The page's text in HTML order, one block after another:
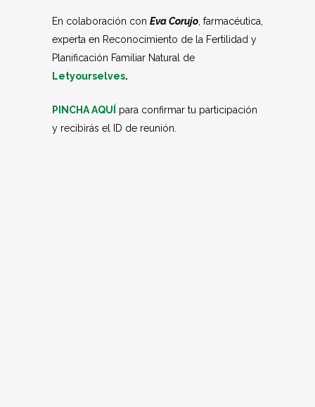
En colaboración con Eva Corujo , farmacéutica,
experta en Reconocimiento de la Fertilidad y
Planificación Familiar Natural de
Letyourselves.
PINCHA AQUÍ
para confirmar tu participación
y recibirás el ID de reunión.